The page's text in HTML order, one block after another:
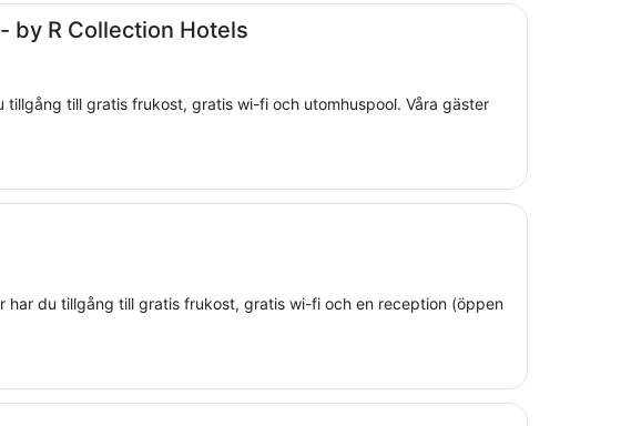
by R Collection Hotels
tillgång till gratis frukost, gratis wi-fi och utomhuspool. Våra gäster
har du tillgång till gratis frukost, gratis wi-fi och en reception (öppen